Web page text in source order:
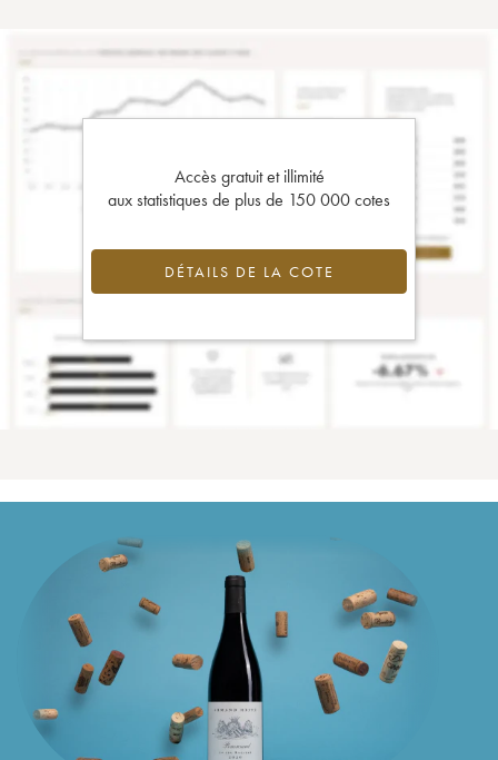
Accès gratuit et illimité
aux statistiques de plus de 150 000 cotes
DÉTAILS DE LA COTE